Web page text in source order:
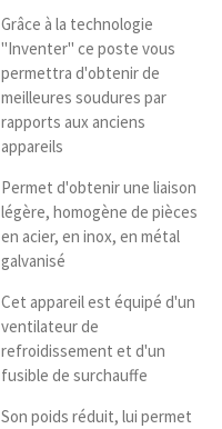
Grâce à la technologie
"Inventer" ce poste vous
permettra d'obtenir de
meilleures soudures par
rapports aux anciens
appareils
Permet d'obtenir une liaison
légère, homogène de pièces
en acier, en inox, en métal
galvanisé
Cet appareil est équipé d'un
ventilateur de
refroidissement et d'un
fusible de surchauffe
Son poids réduit, lui permet